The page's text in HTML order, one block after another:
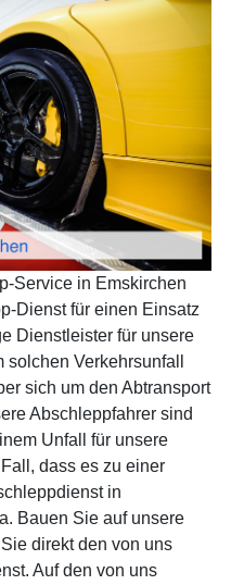
Service in Emskirchen
Dienst für einen Einsatz
Dienstleister für unsere
Verkehrsunfall
sich um den Abtransport
Abschleppfahrer sind
Unfall für unsere
dass es zu einer
in
Bauen Sie auf unsere
direkt den von uns
Auf den von uns